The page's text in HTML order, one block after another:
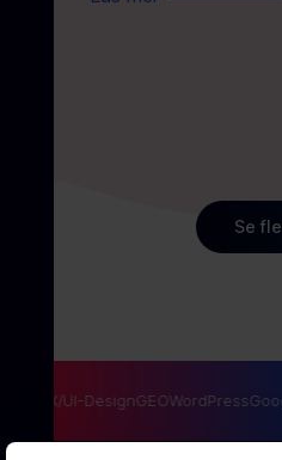
Se
UX/UI-DesignGEO WordPress